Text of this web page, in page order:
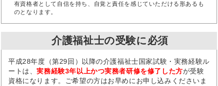
有資格者として自信を持ち、自覚と責任を感じていただける形あるも
のとなります。
介護福祉士の受験に必須
平成28年度（第29回）以降の介護福祉士国家試験・実務経験ル
ートは、実務経験3年以上かつ実務者研修を修了した方が受験
資格になります。ご希望の方はお早めにお申し込みくださいま